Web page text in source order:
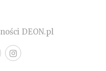
DEON.pl